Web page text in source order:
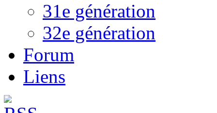
31e génération
32e génération
Forum
Liens